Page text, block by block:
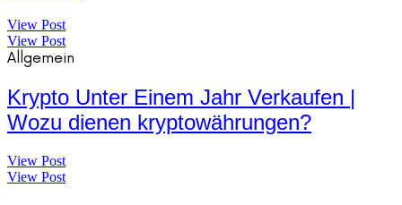
View Post
View Post
Allgemein
Krypto Unter Einem Jahr Verkaufen |
Wozu dienen kryptowährungen?
View Post
View Post